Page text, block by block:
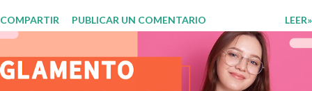
para evaluar las diferentes asignaturas que sus alumnos cursaron
durante este ciclo escolar, permitiendo obtener un mayor panorama de
los aprendizajes claves que sus nuevos aprendientes ya lograron
alcanzar y de aquellos que aun necesitan consolidar. Esto con la
COMPARTIR PUBLICAR UN COMENTARIO LEER»